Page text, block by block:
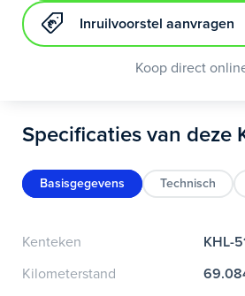
Inruilvoorstel aanvragen
Koop direct
Specificaties van deze
Basisgegevens Technisch
Kenteken
KHL-
Kilometerstand